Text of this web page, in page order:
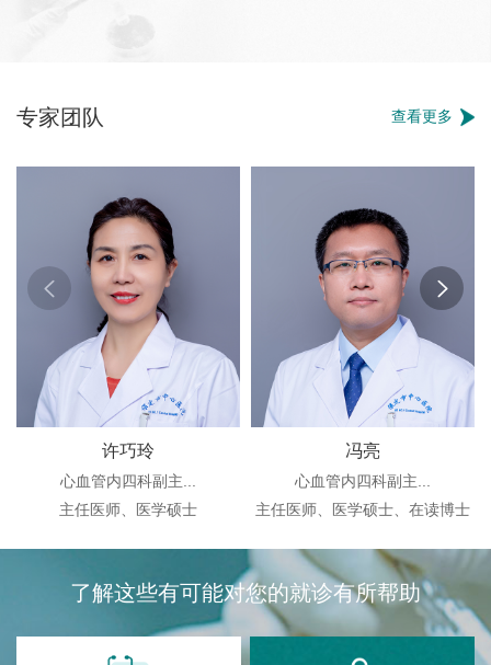
专家团队 查看更多
许巧玲
心血管内四科副主...
主任医师、医学硕士
冯亮
心血管内四科副主...
主任医师、医学硕士、在读博士
了解这些有可能对您的就诊有所帮助